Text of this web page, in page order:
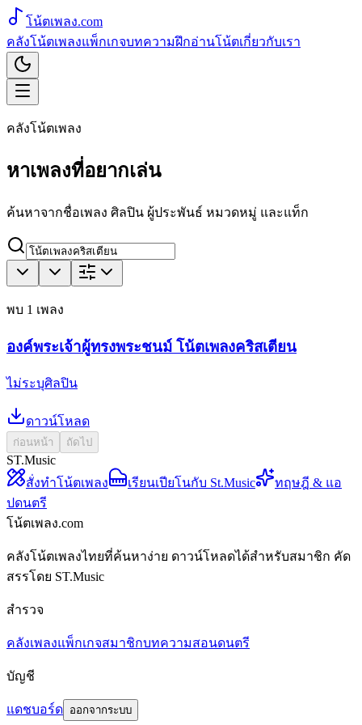
โน้ตเพลง.com
คลังโน้ตเพลงแพ็กเกจบทความฝึกอ่านโน้ตเกี่ยวกับเรา
คลังโน้ตเพลง
หาเพลงที่อยากเล่น
ค้นหาจากชื่อเพลง ศิลปิน ผู้ประพันธ์ หมวดหมู่ และแท็ก
พบ 1 เพลง
องค์พระเจ้าผู้ทรงพระชนม์ โน้ตเพลงคริสเตียน
ไม่ระบุศิลปิน
ดาวน์โหลด
ก่อนหน้า ถัดไป
ST.Music
สั่งทำโน้ตเพลง
เรียนเปียโนกับ St.Music
ทฤษฎี & แอ
ปดนตรี
โน้ตเพลง.com
คลังโน้ตเพลงไทยที่ค้นหาง่าย ดาวน์โหลดได้สำหรับสมาชิก คัด
สรรโดย ST.Music
สำรวจ
คลังเพลงแพ็กเกจสมาชิกบทความสอนดนตรี
บัญชี
แดชบอร์ด ออกจากระบบ